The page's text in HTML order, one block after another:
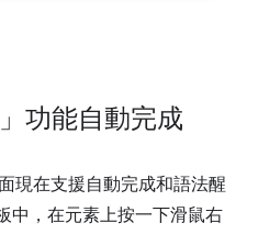
功能自動完成
現在支援自動完成和語法醒
中，在元素上按一下滑鼠右